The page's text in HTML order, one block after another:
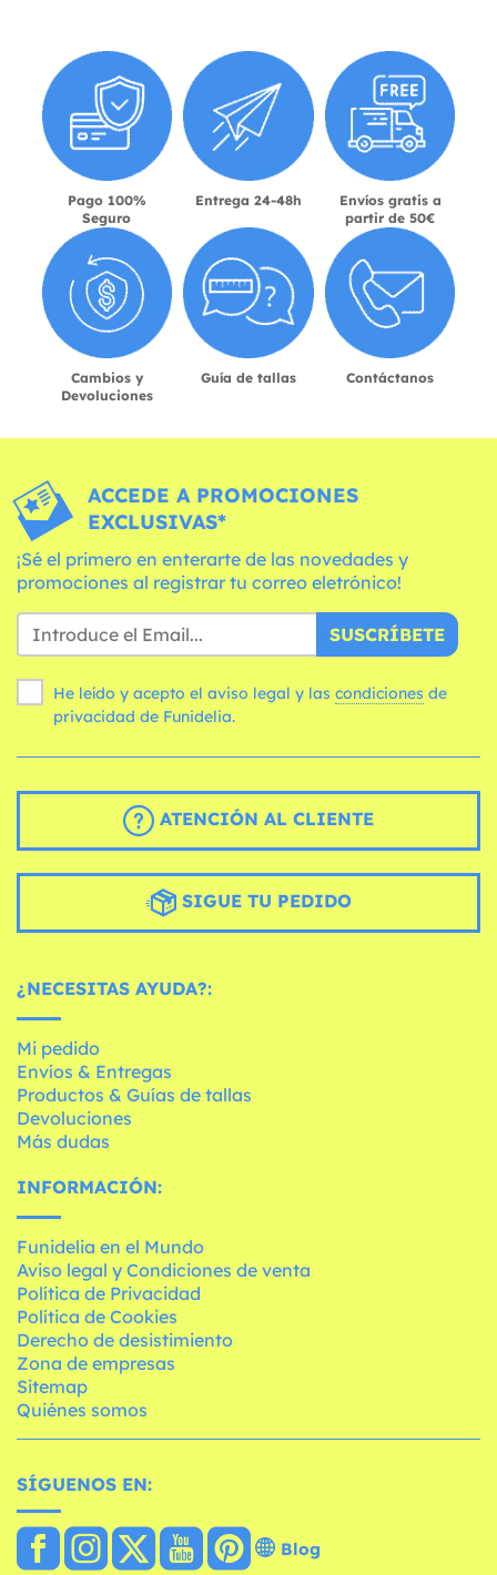
Pago 100%
Seguro
Entrega 24-48h
Envíos gratis a
partir de 50€
Cambios y
Devoluciones
Guía de tallas Contáctanos
ACCEDE A PROMOCIONES
EXCLUSIVAS*
¡Sé el primero en enterarte de las novedades y
promociones al registrar tu correo eletrónico!
SUSCRÍBETE
He leído y acepto el aviso legal y las condiciones
privacidad de Funidelia.
ATENCIÓN AL CLIENTE
SIGUE TU PEDIDO
¿NECESITAS AYUDA?:
Mi pedido
Envíos & Entregas
Productos & Guías de tallas
Devoluciones
Más dudas
INFORMACIÓN:
Funidelia en el Mundo
Aviso legal y Condiciones de venta
Política de Privacidad
Política de Cookies
Derecho de desistimiento
Zona de empresas
Sitemap
Quiénes somos
SÍGUENOS EN:
Blog